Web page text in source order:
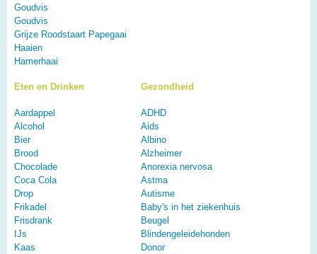
Goudvis
Goudvis
Grijze Roodstaart Papegaai
Haaien
Hamerhaai
Eten en Drinken
Aardappel
Alcohol
Bier
Brood
Chocolade
Coca Cola
Drop
Frikadel
Frisdrank
IJs
Kaas
Gezondheid
ADHD
Aids
Albino
Alzheimer
Anorexia nervosa
Astma
Autisme
Baby's in het ziekenhuis
Beugel
Blindengeleidehonden
Donor